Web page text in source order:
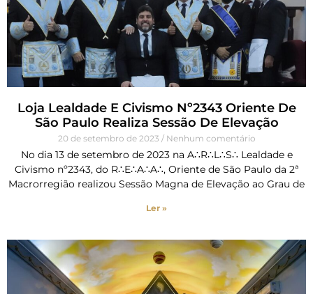
Loja Lealdade E Civismo Nº2343 Oriente De
São Paulo Realiza Sessão De Elevação
20 de setembro de 2023 Nenhum comentário
No dia 13 de setembro de 2023 na A∴R∴L∴S∴ Lealdade e
Civismo nº2343, do R∴E∴A∴A∴, Oriente de São Paulo da 2ª
Macrorregião realizou Sessão Magna de Elevação ao Grau de
Ler »